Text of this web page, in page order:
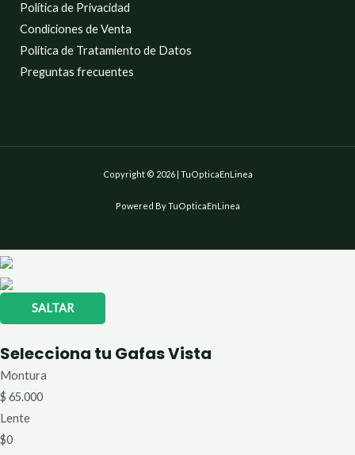
Política de Privacidad
Condiciones de Venta
Política de Tratamiento de Datos
Preguntas frecuentes
Copyright © 2026 | TuOpticaEnLinea
Powered By TuOpticaEnLinea
SALTAR
Selecciona tu Gafas Vista
Montura
$ 65.000
Lente
$0